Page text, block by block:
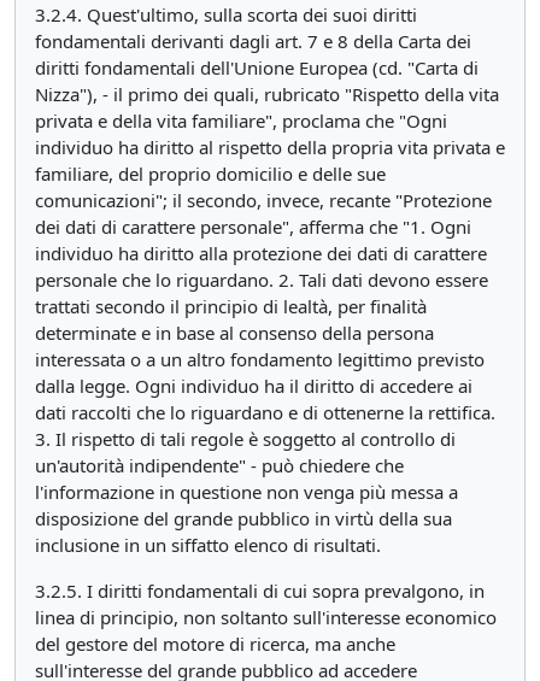
3.2.4. Quest'ultimo, sulla scorta dei suoi diritti
fondamentali derivanti dagli art. 7 e 8 della Carta dei
diritti fondamentali dell'Unione Europea (cd. "Carta di
Nizza"), - il primo dei quali, rubricato "Rispetto della vita
privata e della vita familiare", proclama che "Ogni
individuo ha diritto al rispetto della propria vita privata e
familiare, del proprio domicilio e delle sue
comunicazioni"; il secondo, invece, recante "Protezione
dei dati di carattere personale", afferma che "1. Ogni
individuo ha diritto alla protezione dei dati di carattere
personale che lo riguardano. 2. Tali dati devono essere
trattati secondo il principio di lealtà, per finalità
determinate e in base al consenso della persona
interessata o a un altro fondamento legittimo previsto
dalla legge. Ogni individuo ha il diritto di accedere ai
dati raccolti che lo riguardano e di ottenerne la rettifica.
3. Il rispetto di tali regole è soggetto al controllo di
un'autorità indipendente" - può chiedere che
l'informazione in questione non venga più messa a
disposizione del grande pubblico in virtù della sua
inclusione in un siffatto elenco di risultati.
3.2.5. I diritti fondamentali di cui sopra prevalgono, in
linea di principio, non soltanto sull'interesse economico
del gestore del motore di ricerca, ma anche
sull'interesse del grande pubblico ad accedere